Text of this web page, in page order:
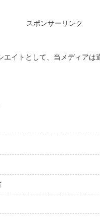
スポンサーリンク
エイトとして、当メディアは